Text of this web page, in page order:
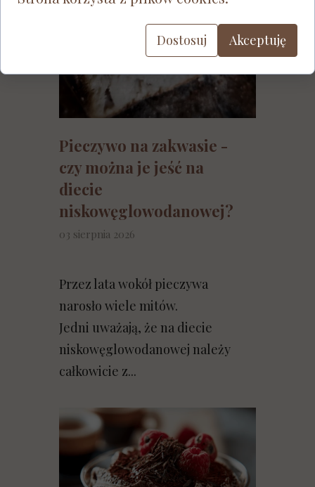
Pieczywo na zakwasie -
czy można je jeść na
diecie
niskowęglowodanowej?
03 sierpnia 2026
Przez lata wokół pieczywa
narosło wiele mitów.
Jedni uważają, że na diecie
niskowęglowodanowej należy
całkowicie z...
Dostosuj Akceptuję